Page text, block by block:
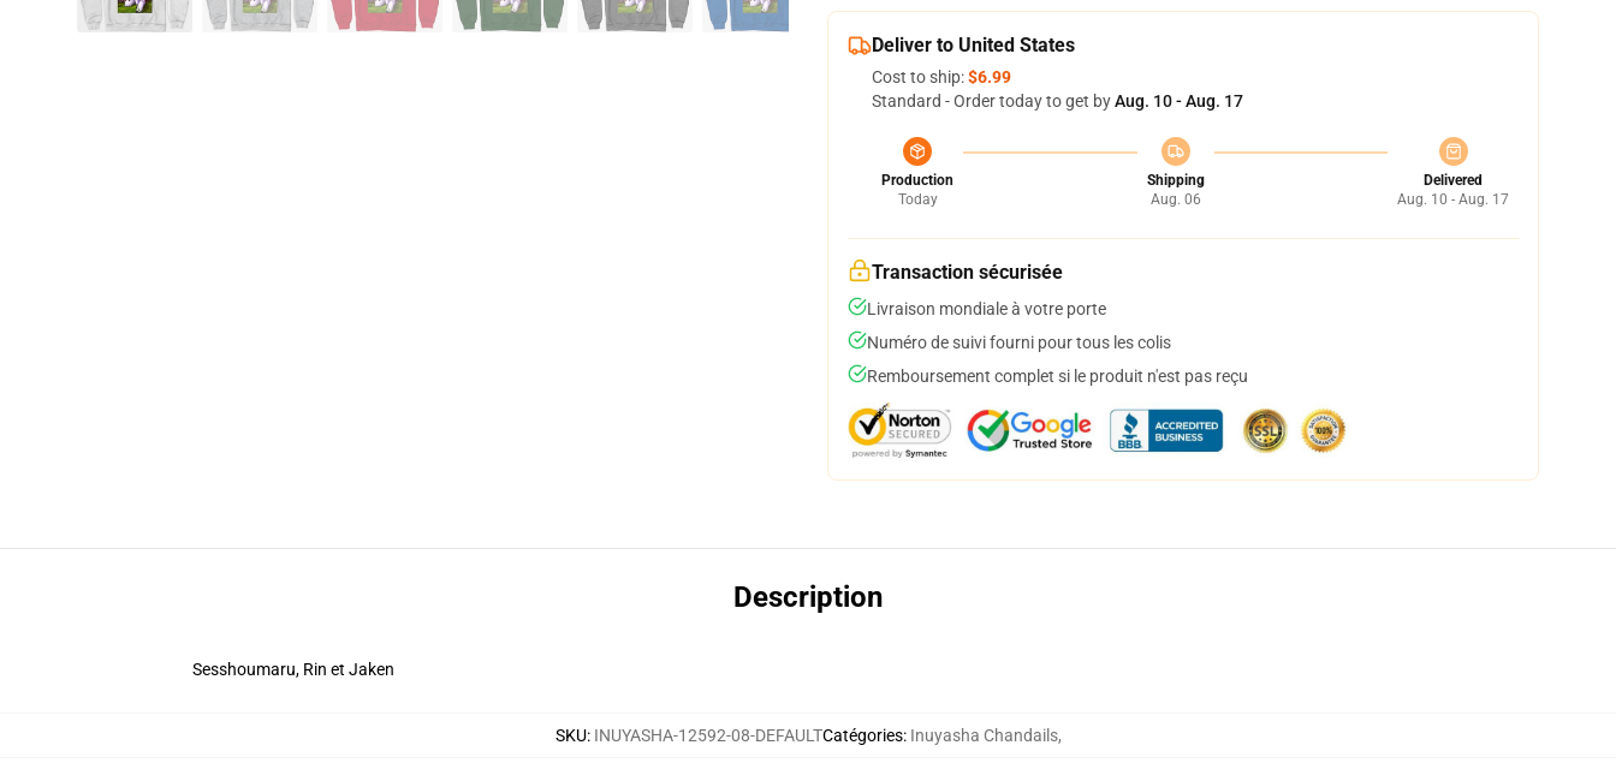
Deliver to United States
Cost to ship:$6.99
Standard - Order today to get byAug. 10 - Aug. 17
Production
Today
Shipping
Aug. 06
Delivered
Aug. 10 - Aug. 17
Transaction sécurisée
Livraison mondiale à votre porte
Numéro de suivi fourni pour tous les colis
Remboursement complet si le produit n'est pas reçu
Description
Sesshoumaru, Rin et Jaken
SKU: INUYASHA-12592-08-DEFAULTCatégories: Inuyasha Chandails,